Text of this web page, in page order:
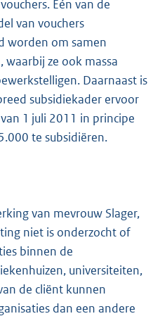
Eén van de
van vouchers
worden om samen
ze ook massa
Daarnaast is
subsidiekader ervoor
1 juli 2011 in principe
te subsidiëren.
van mevrouw Slager,
niet is onderzocht of
binnen de
universiteiten,
de cliënt kunnen
dan een andere